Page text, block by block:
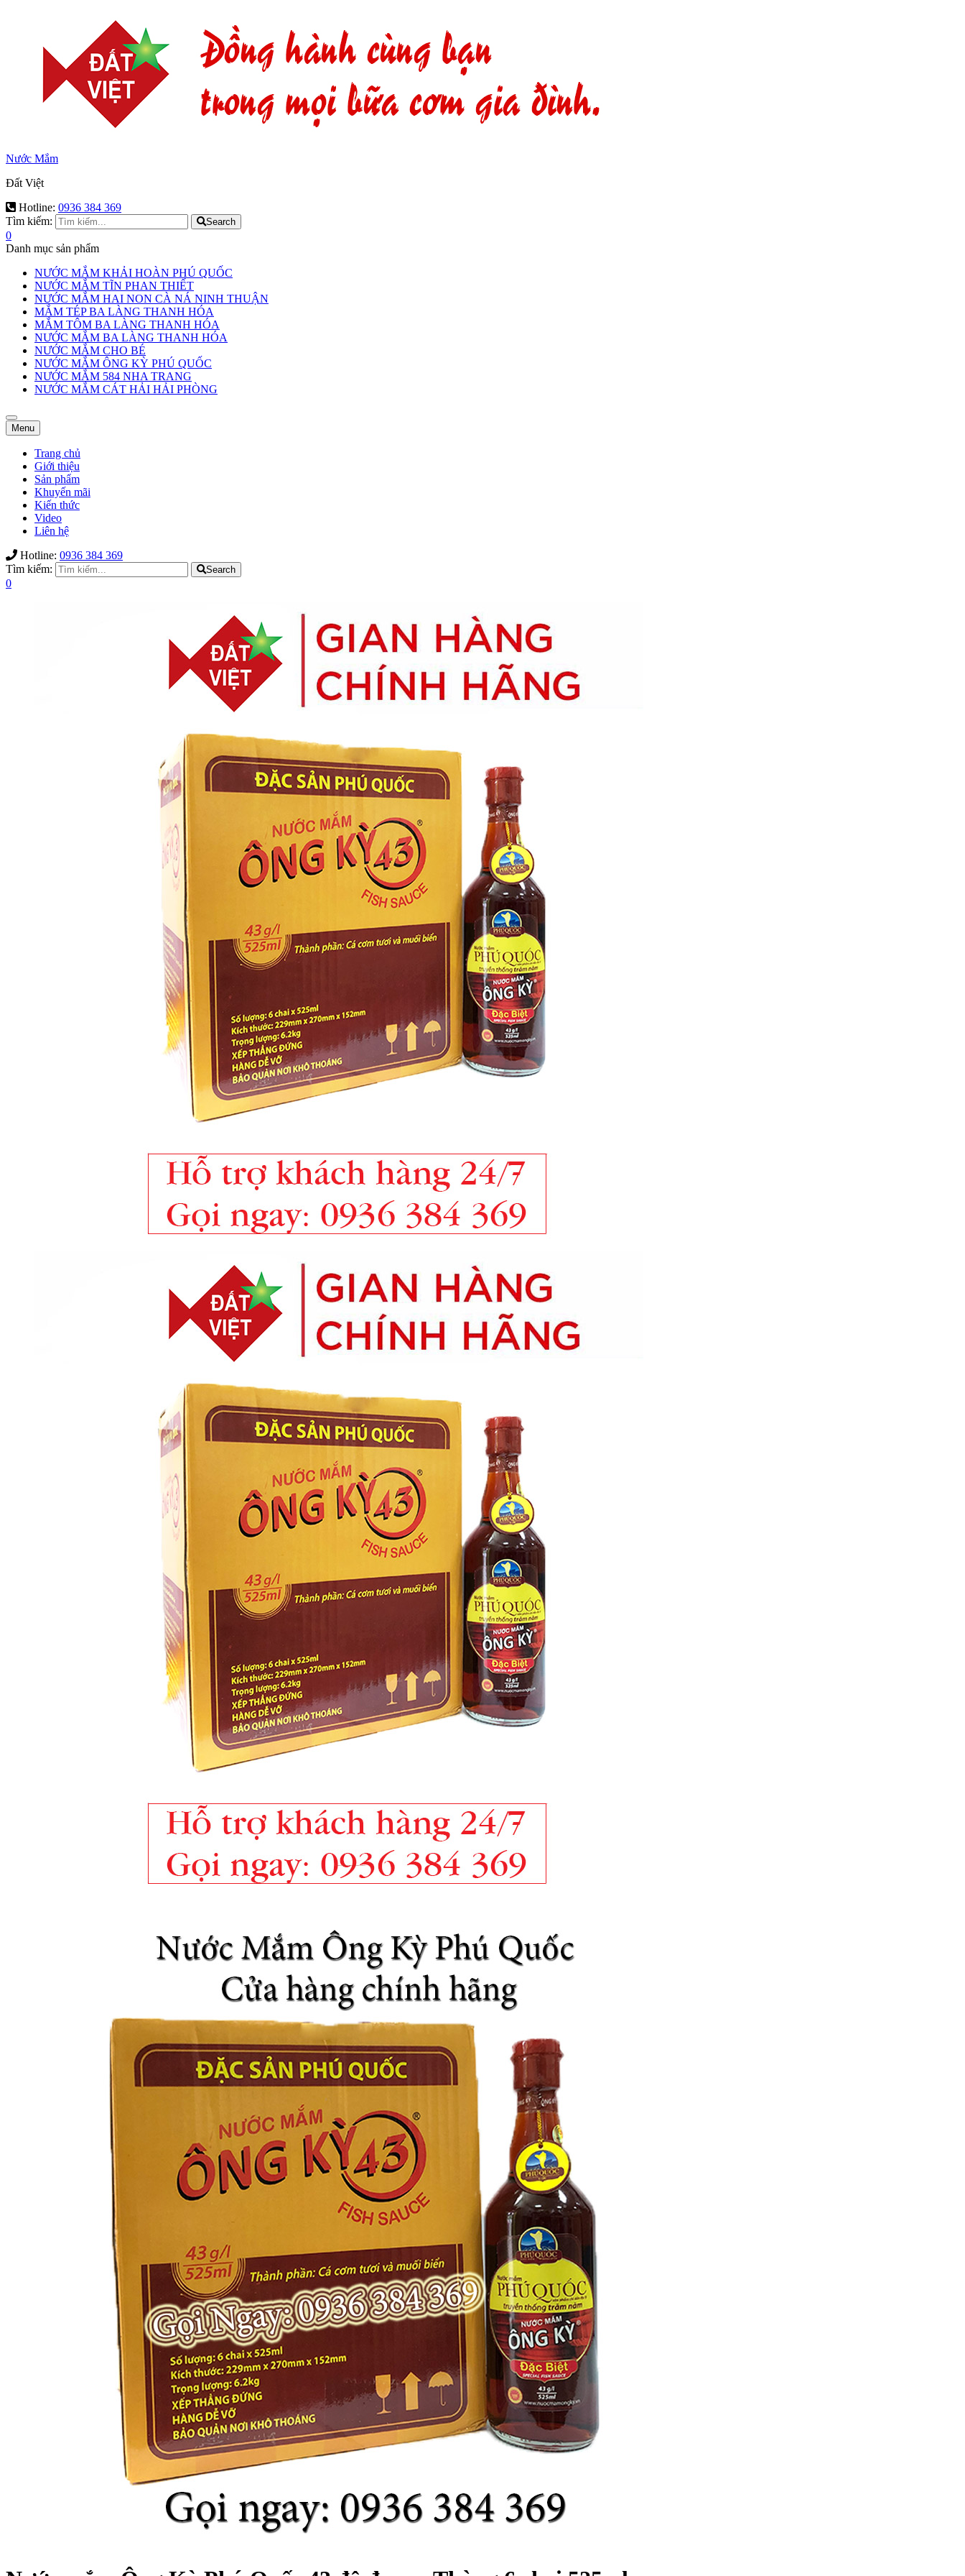
Nước Mắm
Đất Việt
Hotline: 0936 384 369
Tìm kiếm:
Search
0
Danh mục sản phẩm
NƯỚC MẮM KHẢI HOÀN PHÚ QUỐC
NƯỚC MẮM TĨN PHAN THIẾT
NƯỚC MẮM HAI NON CÀ NÁ NINH THUẬN
MẮM TÉP BA LÀNG THANH HÓA
MẮM TÔM BA LÀNG THANH HÓA
NƯỚC MẮM BA LÀNG THANH HÓA
NƯỚC MẮM CHO BÉ
NƯỚC MẮM ÔNG KỲ PHÚ QUỐC
NƯỚC MẮM 584 NHA TRANG
NƯỚC MẮM CÁT HẢI HẢI PHÒNG
Toggle
navigation
Toggle
navigation
Menu
Trang chủ
Giới thiệu
Sản phẩm
Khuyến mãi
Kiến thức
Video
Liên hệ
Hotline: 0936 384 369
Tìm kiếm:
Search
0